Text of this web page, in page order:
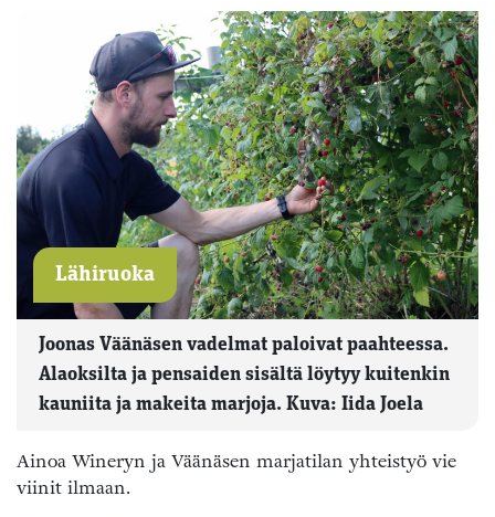
Lähiruoka
Joonas Väänäsen vadelmat paloivat paahteessa.
Alaoksilta ja pensaiden sisältä löytyy kuitenkin
kauniita ja makeita marjoja. Kuva: Iida Joela
Ainoa Wineryn ja Väänäsen marjatilan yhteistyö vie
viinit ilmaan.